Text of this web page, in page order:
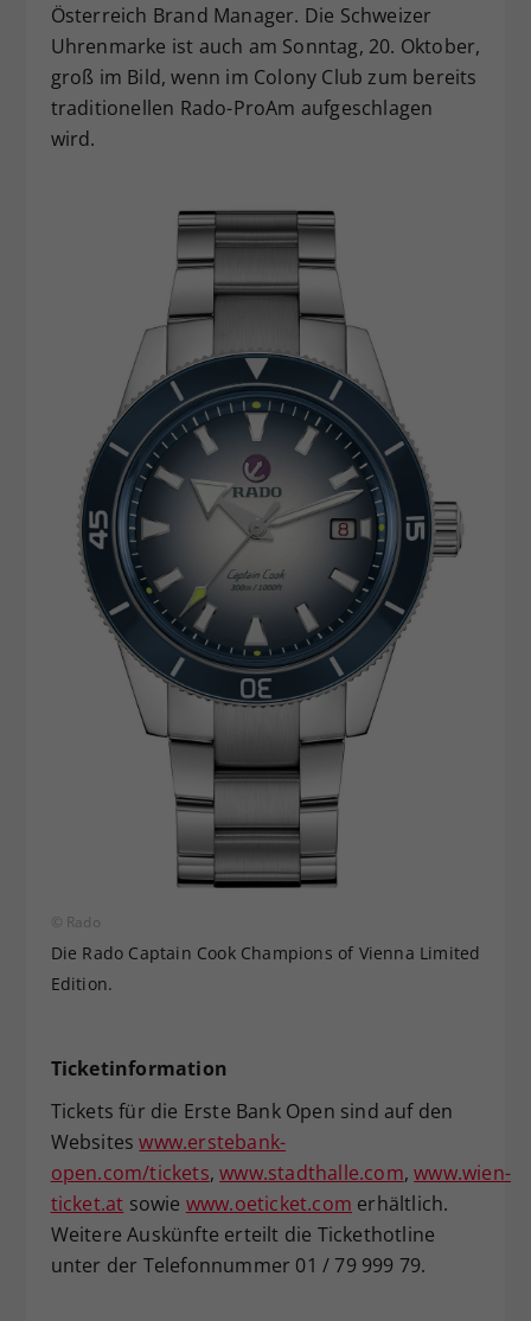
Österreich Brand Manager. Die Schweizer
Uhrenmarke ist auch am Sonntag, 20. Oktober,
groß im Bild, wenn im Colony Club zum bereits
traditionellen Rado-ProAm aufgeschlagen
wird.
© Rado
Die Rado Captain Cook Champions of Vienna Limited
Edition.
Ticketinformation
Tickets für die Erste Bank Open sind auf den
Websiteswww.erstebank-
open.com/tickets,www.stadthalle.com,www.wien-
ticket.at sowie www.oeticket.com erhältlich.
Weitere Auskünfte erteilt die Tickethotline
unter der Telefonnummer 01 / 79 999 79.